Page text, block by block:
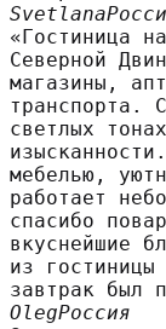
Svetlana
«Гостиница
Северной
магазины,
транспорта.
светлых
мебелью,
работает
спасибо
вкуснейшие
из
завтрак был
OlegРоссия